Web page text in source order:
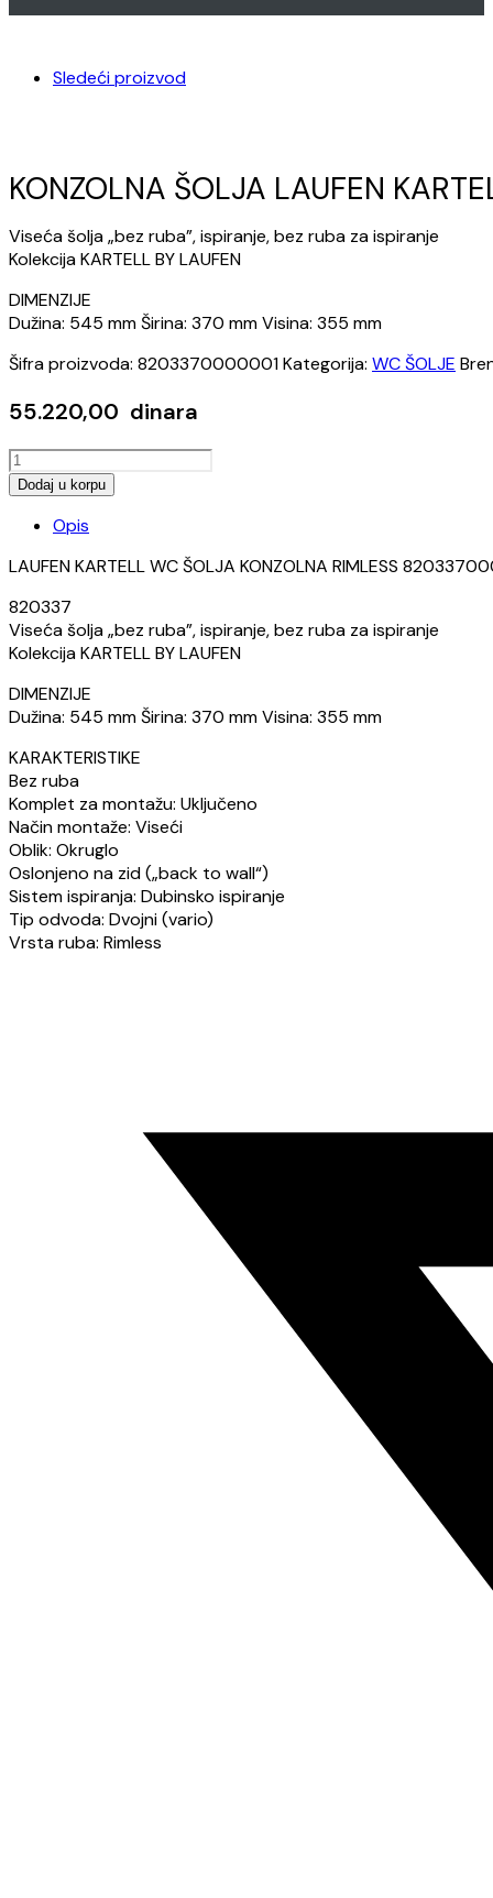
Sledeći proizvod
KONZOLNA ŠOLJA LAUFEN
Viseća šolja „bez ruba”, ispiranje, bez ruba za ispiranje
Kolekcija KARTELL BY LAUFEN
DIMENZIJE
Dužina: 545 mm Širina: 370 mm Visina: 355 mm
Šifra proizvoda: 8203370000001Kategorija: WC ŠOLJE
55.220,00 dinara
KONZOLNA
ŠOLJA
KARTELL
količina
Dodaj u korpu
Opis
LAUFEN KARTELL WC ŠOLJA KONZOLNA RIMLESS
820337
Viseća šolja „bez ruba”, ispiranje, bez ruba za ispiranje
Kolekcija KARTELL BY LAUFEN
DIMENZIJE
Dužina: 545 mm Širina: 370 mm Visina: 355 mm
KARAKTERISTIKE
Bez ruba
Komplet za montažu: Uključeno
Način montaže: Viseći
Oblik: Okruglo
Oslonjeno na zid („back to wall“)
Sistem ispiranja: Dubinsko ispiranje
Tip odvoda: Dvojni (vario)
Vrsta ruba: Rimless